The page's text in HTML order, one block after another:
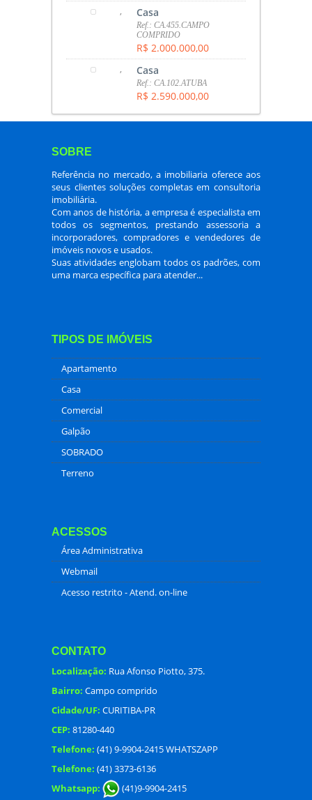
, Casa
Ref.: CA.455.CAMPO
COMPRIDO
R$ 2.000.000,00
, Casa
Ref.: CA.102.ATUBA
R$ 2.590.000,00
SOBRE
Referência no mercado, a imobiliaria oferece aos
seus clientes soluções completas em consultoria
imobiliária.
Com anos de história, a empresa é especialista em
todos os segmentos, prestando assessoria a
incorporadores, compradores e vendedores de
imóveis novos e usados.
Suas atividades englobam todos os padrões, com
uma marca específica para atender...
TIPOS DE IMÓVEIS
Apartamento
Casa
Comercial
Galpão
SOBRADO
Terreno
ACESSOS
Área Administrativa
Webmail
Acesso restrito - Atend. on-line
CONTATO
Localização: Rua Afonso Piotto, 375.
Bairro: Campo comprido
Cidade/UF: CURITIBA-PR
CEP: 81280-440
Telefone: (41) 9-9904-2415 WHATSZAPP
Telefone: (41) 3373-6136
Whatsapp:
(41)9-9904-2415